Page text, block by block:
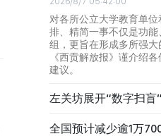
对各所公立大学教育单
排、精简一事不仅是功
组，更旨在形成多所强大
《西贡解放报》谨介绍
建议。
左关坊展开“数字扫盲
全国预计减少逾1万